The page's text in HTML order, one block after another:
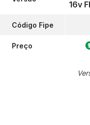
Código Fipe
Preço
16v